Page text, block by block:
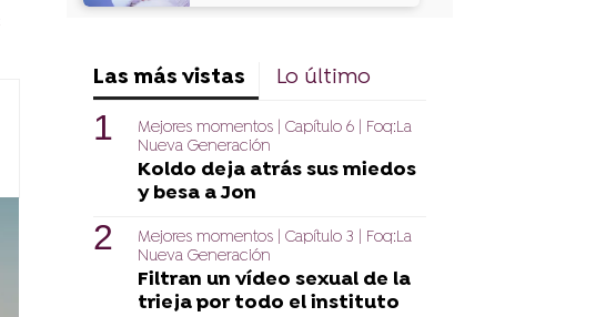
Las más vistas Lo último
Mejores momentos | Capítulo 6 | Foq:La
Nueva Generación
Koldo deja atrás sus miedos
y besa a Jon
Mejores momentos | Capítulo 3 | Foq:La
Nueva Generación
Filtran un vídeo sexual de la
trieja por todo el instituto